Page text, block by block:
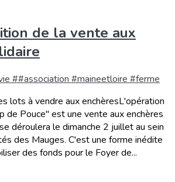
de la vente aux
##association #maineetloire #ferme
lots à vendre aux enchèresL'opération
de Pouce" est une vente aux enchères
déroulera le dimanche 2 juillet au sein
des Mauges. C'est une forme inédite
des fonds pour le Foyer de...